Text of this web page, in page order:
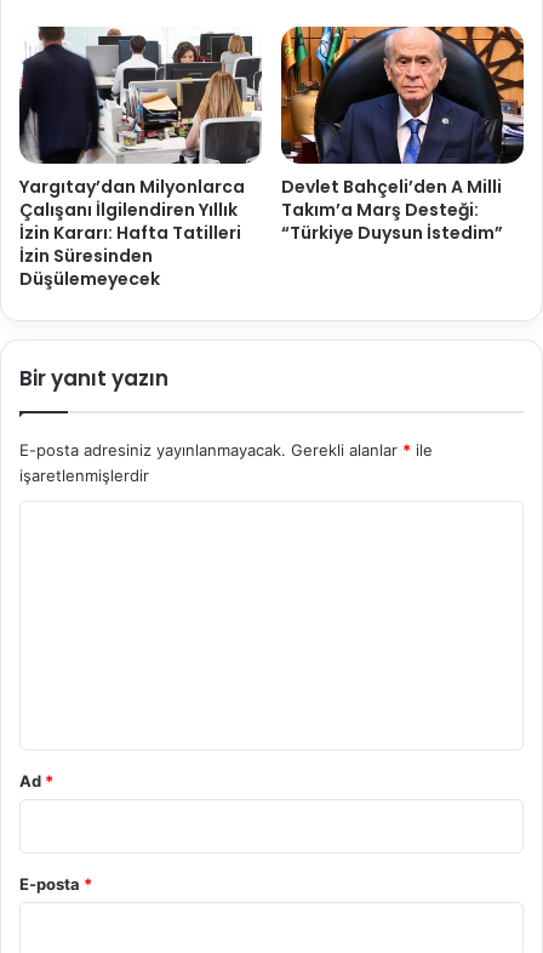
Yargıtay’dan Milyonlarca
Çalışanı İlgilendiren Yıllık
İzin Kararı: Hafta Tatilleri
İzin Süresinden
Düşülemeyecek
Devlet Bahçeli’den A Milli
Takım’a Marş Desteği:
“Türkiye Duysun İstedim”
Bir yanıt yazın
E-posta adresiniz yayınlanmayacak. Gerekli alanlar * ile
işaretlenmişlerdir
Ad *
E-posta *